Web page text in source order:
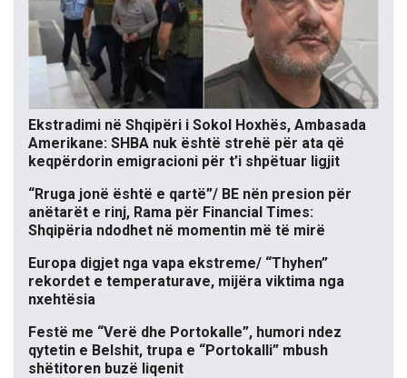
Ekstradimi në Shqipëri i Sokol Hoxhës, Ambasada
Amerikane: SHBA nuk është strehë për ata që
keqpërdorin emigracioni për t’i shpëtuar ligjit
“Rruga jonë është e qartë”/ BE nën presion për
anëtarët e rinj, Rama për Financial Times:
Shqipëria ndodhet në momentin më të mirë
Europa digjet nga vapa ekstreme/ “Thyhen”
rekordet e temperaturave, mijëra viktima nga
nxehtësia
Festë me “Verë dhe Portokalle”, humori ndez
qytetin e Belshit, trupa e “Portokalli” mbush
shëtitoren buzë liqenit